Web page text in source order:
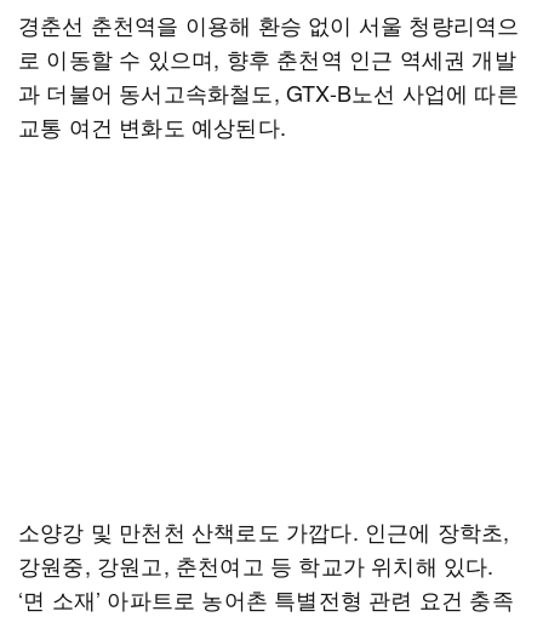
경춘선 춘천역을 이용해 환승 없이 서울 청량리역으
로 이동할 수 있으며, 향후 춘천역 인근 역세권 개발
과 더불어 동서고속화철도, GTX-B노선 사업에 따른
교통 여건 변화도 예상된다.
소양강 및 만천천 산책로도 가깝다. 인근에 장학초,
강원중, 강원고, 춘천여고 등 학교가 위치해 있다.
‘면 소재’ 아파트로 농어촌 특별전형 관련 요건 충족